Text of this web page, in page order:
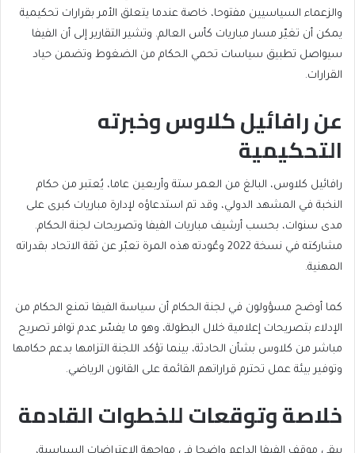
والزعماء السياسيين مفتوحا، خاصة عندما يتعلق الأمر بقرارات تحكيمية
يمكن أن تغيّر مسار مباريات كأس العالم. وتشير التقارير إلى أن الفيفا
سيواصل تطبيق سياسات تحمي الحكام من الضغوط وتضمن حياد
القرارات.
عن رافائيل كلاوس وخبرته
التحكيمية
رافائيل كلاوس، البالغ من العمر ستة وأربعين عاما، يُعتبر من حكام
النخبة في المشهد الدولي، وقد تم استدعاؤه لإدارة مباريات كبرى على
مدى سنوات، بحسب أرشيف مباريات الفيفا وتصريحات لجنة الحكام.
مشاركته في نسخة 2022 وعُودته هذه المرة تعبّر عن ثقة الاتحاد بقدراته
المهنية.
كما أوضح مسؤولون في لجنة الحكام أن سياسة الفيفا تمنع الحكام من
الإدلاء بتصريحات إعلامية خلال البطولة، وهو ما يفسّر عدم توافر تصريح
مباشر من كلاوس بشأن الحادثة، بينما تؤكد اللجنة التزامها بدعم حكامها
وتوفير بيئة عمل تحترم قراراتهم القائمة على القانون الرياضي.
خلاصة وتوقعات للخطوات القادمة